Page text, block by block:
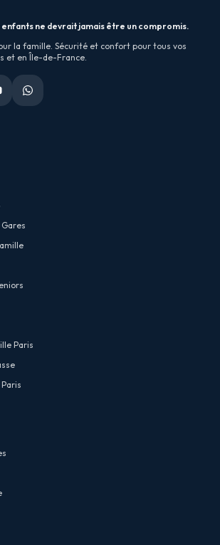
enfants ne devrait jamais être un compromis.
la famille. Sécurité et confort pour tous vos
et en Île-de-France.
Paris